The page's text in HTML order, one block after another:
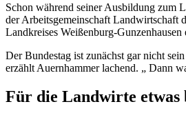
Schon während seiner Ausbildung zum
der Arbeitsgemeinschaft Landwirtschaft
Landkreises Weißenburg-
Der Bundestag ist zunächst gar nicht
erzählt Auernhammer lachend. „ Dann
Für die Landwirte etwas